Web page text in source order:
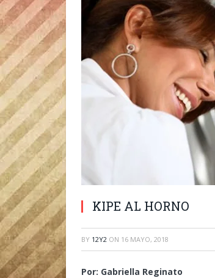
KIPE AL HORNO
BY 12Y2 ON 16 MAYO, 2018
Por: Gabriella Reginato